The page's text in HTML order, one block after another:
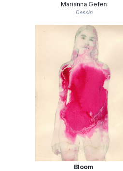
Marianna Gefen
Dessin
Bloom